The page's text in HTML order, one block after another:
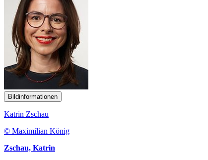
Bildinformationen
Katrin Zschau
© Maximilian König
Zschau, Katrin